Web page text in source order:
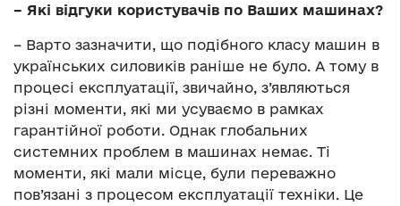
– Які відгуки користувачів по Ваших машинах?
– Варто зазначити, що подібного класу машин в
українських силовиків раніше не було. А тому в
процесі експлуатації, звичайно, з’являються
різні моменти, які ми усуваємо в рамках
гарантійної роботи. Однак глобальних
системних проблем в машинах немає. Ті
моменти, які мали місце, були переважно
пов’язані з процесом експлуатації техніки. Це